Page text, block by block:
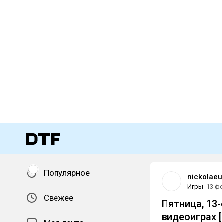
Популярное
Свежее
Игры 13
Пятница,